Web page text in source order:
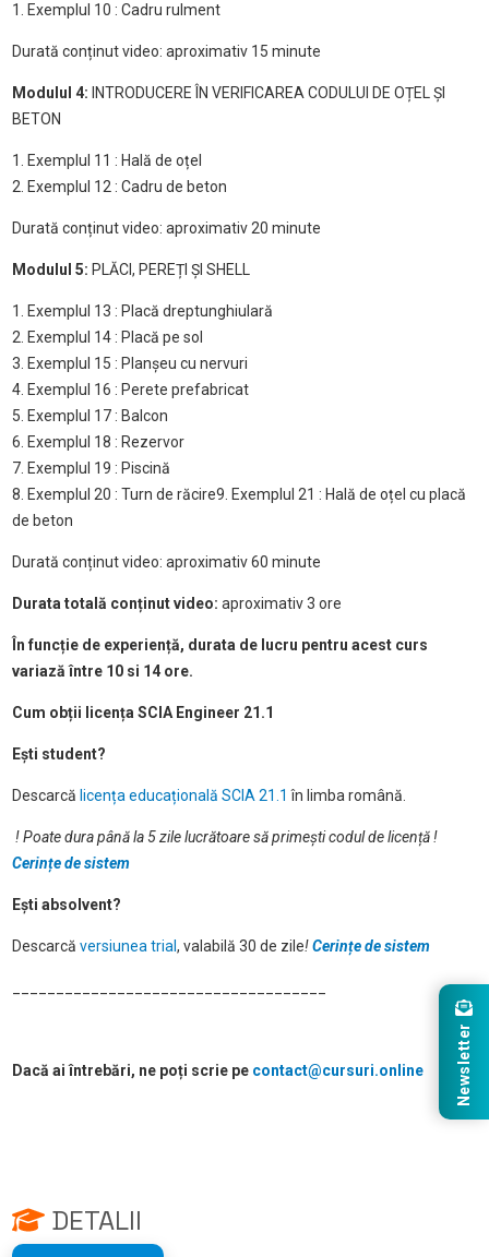
1. Exemplul 10 : Cadru rulment
Durată conținut video: aproximativ 15 minute
Modulul 4: INTRODUCERE ÎN VERIFICAREA CODULUI DE OȚEL ȘI
BETON
1. Exemplul 11 : Hală de oțel
2. Exemplul 12 : Cadru de beton
Durată conținut video: aproximativ 20 minute
Modulul 5: PLĂCI, PEREȚI ȘI SHELL
1. Exemplul 13 : Placă dreptunghiulară
2. Exemplul 14 : Placă pe sol
3. Exemplul 15 : Planșeu cu nervuri
4. Exemplul 16 : Perete prefabricat
5. Exemplul 17 : Balcon
6. Exemplul 18 : Rezervor
7. Exemplul 19 : Piscină
8. Exemplul 20 : Turn de răcire9. Exemplul 21 : Hală de oțel cu placă
de beton
Durată conținut video: aproximativ 60 minute
Durata totală conținut video: aproximativ 3 ore
În funcție de experiență, durata de lucru pentru acest curs
variază între 10 si 14 ore.
Cum obții licența SCIA Engineer 21.1
Ești student?
Descarcă licența educațională SCIA 21.1 în limba română.
! Poate dura până la 5 zile lucrătoare să primești codul de licență!
Cerințe de sistem
Ești absolvent?
Descarcă versiunea trial , valabilă 30 de zile!Cerințe de sistem
Dacă ai întrebări, ne poți scrie pe contact@cursuri.online
DETALII
Newsletter